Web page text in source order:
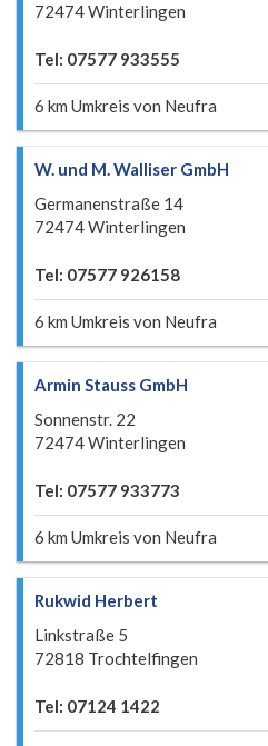
72474 Winterlingen
Tel: 07577 933555
6 km Umkreis von Neufra
W. und M. Walliser GmbH
Germanenstraße 14
72474 Winterlingen
Tel: 07577 926158
6 km Umkreis von Neufra
Armin Stauss GmbH
Sonnenstr. 22
72474 Winterlingen
Tel: 07577 933773
6 km Umkreis von Neufra
Rukwid Herbert
Linkstraße 5
72818 Trochtelfingen
Tel: 07124 1422